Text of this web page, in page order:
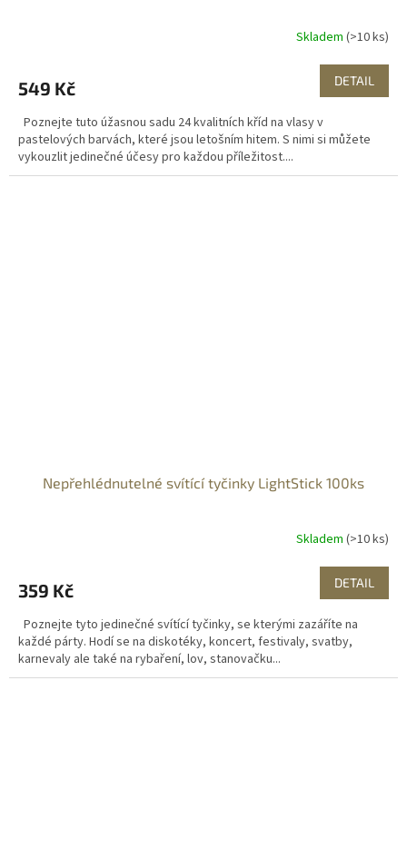
Skladem (>10 ks)
549 Kč DETAIL
Poznejte tuto úžasnou sadu 24 kvalitních kříd na vlasy v
pastelových barvách, které jsou letošním hitem. S nimi si můžete
vykouzlit jedinečné účesy pro každou příležitost....
Nepřehlédnutelné svítící tyčinky LightStick 100ks
Skladem (>10 ks)
359 Kč DETAIL
Poznejte tyto jedinečné svítící tyčinky, se kterými zazáříte na
každé párty. Hodí se na diskotéky, koncert, festivaly, svatby,
karnevaly ale také na rybaření, lov, stanovačku...